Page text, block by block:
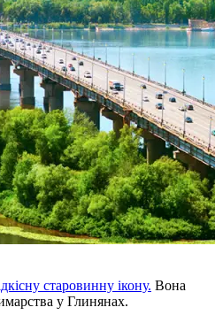
старовинну ікону. Вона
у Глинянах.